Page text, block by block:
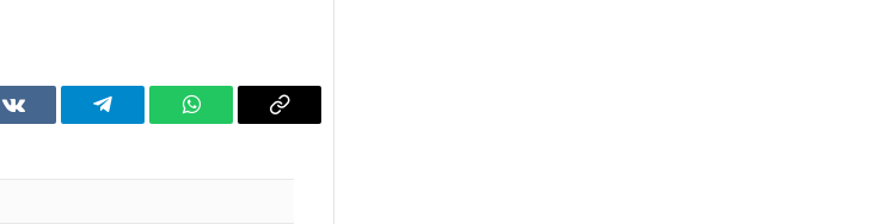
VKontakteTelegram WhatsAppCopy